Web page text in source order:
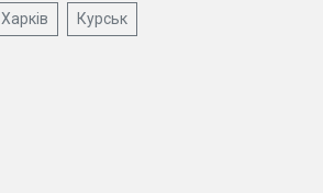
Харків Курськ